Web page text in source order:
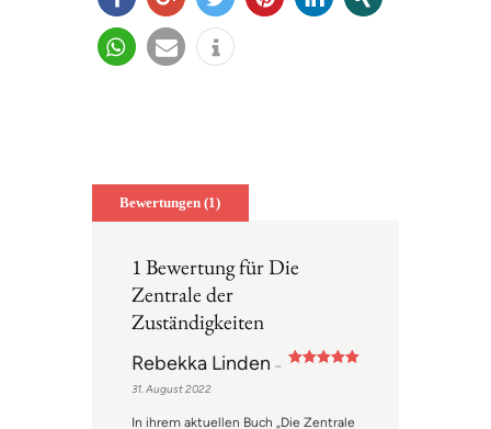
teilen teilen twitter
Bewertungen (1)
1 Bewertung fürDie
Zentrale der
Zuständigkeiten
Rebekka Linden –
31. August 2022
In ihrem aktuellen Buch „Die Zentrale